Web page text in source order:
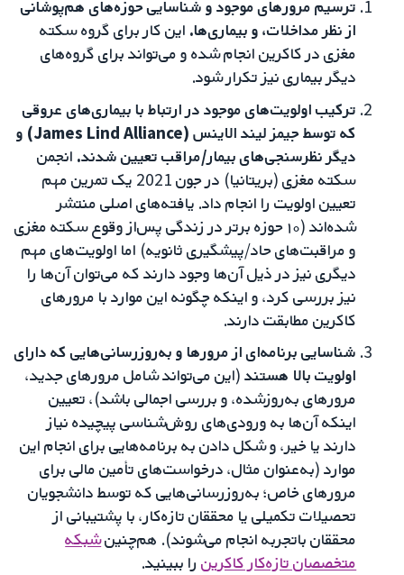
ترسیم مرورهای موجود و شناسایی حوزه‌های هم‌پوشانی
از نظر مداخلات، و بیماری‌ها. این کار برای گروه سکته
مغزی در کاکرین انجام شده و می‌تواند برای گروه‌های
دیگر بیماری نیز تکرار شود.
ترکیب اولویت‌های موجود در ارتباط با بیماری‌های عروقی
که توسط جیمز لیند الاینس (James Lind Alliance) و
دیگر نظرسنجی‌های بیمار/مراقب تعیین شدند. انجمن
سکته مغزی (بریتانیا) در جون 2021 یک تمرین مهم
تعیین اولویت را انجام داد. یافته‌های اصلی منتشر
شده‌اند (۱۰ حوزه برتر در زندگی پس‌از وقوع سکته مغزی
و مراقبت‌های حاد/پیشگیری ثانویه) اما اولویت‌های مهم
دیگری نیز در ذیل آن‌ها وجود دارند که می‌توان آن‌ها را
نیز بررسی کرد، و اینکه چگونه این موارد با مرورهای
کاکرین مطابقت دارند.
شناسایی برنامه‌ای از مرورها و به‌روزرسانی‌هایی که دارای
اولویت بالا هستند(این می‌تواند شامل مرورهای جدید،
مرورهای به‌روزشده، و بررسی اجمالی باشد)، تعیین
اینکه آن‌ها به ورودی‌های روش‌شناسی پیچیده نیاز
دارند یا خیر، و شکل دادن به برنامه‌هایی برای انجام این
موارد (به‌عنوان مثال، درخواست‌های تأمین مالی برای
مرورهای خاص؛ به‌روزرسانی‌هایی که توسط دانشجویان
تحصیلات تکمیلی یا محققان تازه‌کار، با پشتیبانی از
محققان باتجربه انجام می‌شوند). هم‌چنینشبکه
متخصصان تازه‌کار کاکرینرا ببینید.